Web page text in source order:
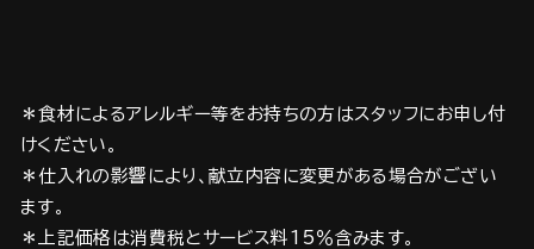
＊食材によるアレルギー等をお持ちの方はスタッフにお申し付
けください。
＊仕入れの影響により、献立内容に変更がある場合がござい
ます。
＊上記価格は消費税とサービス料15％含みます。